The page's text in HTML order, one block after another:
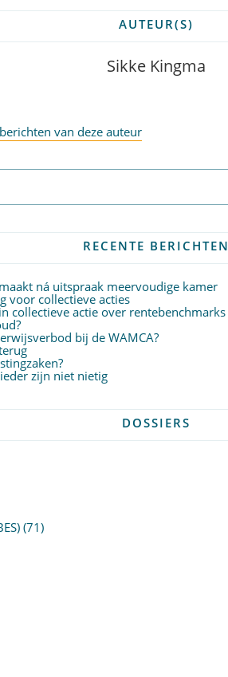
AUTEUR(S)
Sikke Kingma
van deze auteur
RECENTE BERICHTEN
ná uitspraak meervoudige kamer
voor collectieve acties
collectieve actie over rentebenchmarks
bij de WAMCA?
zijn niet nietig
DOSSIERS
(71)